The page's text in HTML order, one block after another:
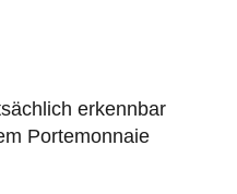
erkennbar
Portemonnaie